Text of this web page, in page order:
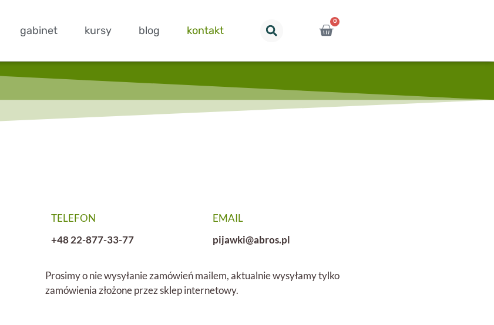
gabinet kursy blog kontakt
0
TELEFON
+48 22-877-33-77
EMAIL
pijawki@abros.pl
Prosimy o nie wysyłanie zamówień mailem, aktualnie wysyłamy tylko
zamówienia złożone przez sklep internetowy.